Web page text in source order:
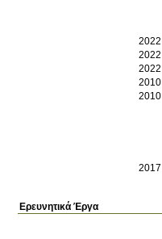
2022
2022
2022
2010
2010
2017
Ερευνητικά Έργα